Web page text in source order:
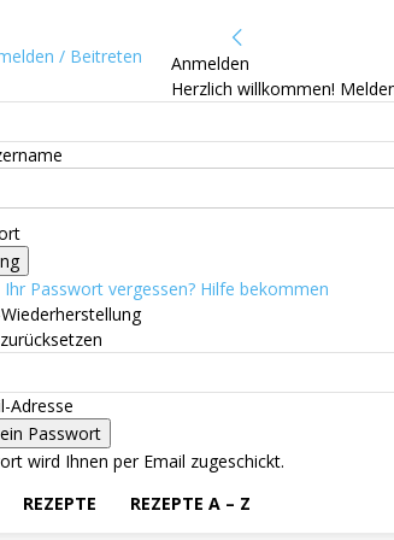
/ Beitreten
Anmelden
Herzlich willkommen!
Ihr Passwort vergessen? Hilfe bekommen
Adresse
wird Ihnen per Email zugeschickt.
REZEPTE REZEPTE A – Z